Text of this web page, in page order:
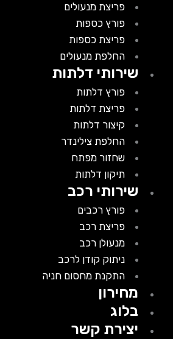
פריצת מנעולים
פורץ כספות
פריצת כספות
החלפת מנעולים
שירותי דלתות
פורץ דלתות
פריצת דלתות
קיצור דלתות
החלפת צילינדר
שחזור מפתח
תיקון דלתות
שירותי רכב
פורץ רכבים
פריצת רכב
מנעולן רכב
ניתוק קודן לרכב
התקנת מחסום חניה
מחירון
בלוג
יצירת קשר